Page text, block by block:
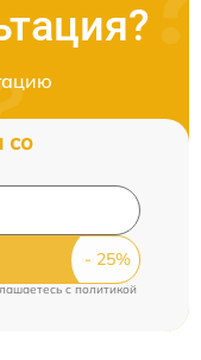
со
c политикой